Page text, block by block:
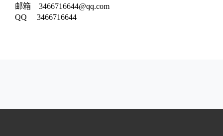
邮箱 3466716644@qq.com
QQ 3466716644